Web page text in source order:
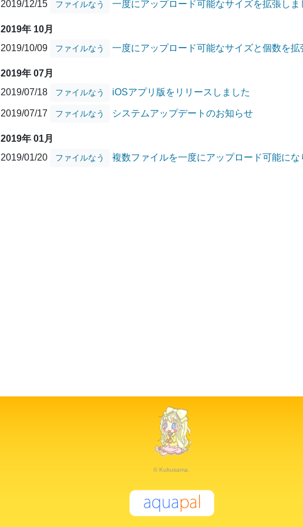
2019/12/15 ファイルなう 一度にアップロード可能なサイズを拡張しま
2019年 10月
2019/10/09
ファイルなう 一度にアップロード可能なサイズと個数を拡
2019年 07月
2019/07/18
ファイルなう iOSアプリ版をリリースしました
2019/07/17 ファイルなう システムアップデートのお知らせ
2019年 01月
2019/01/20
ファイルなう 複数ファイルを一度にアップロード可能にな
© Kukusama.